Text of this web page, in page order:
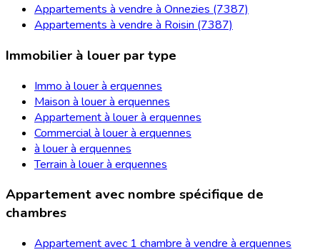
Appartements à vendre à Onnezies (7387)
Appartements à vendre à Roisin (7387)
Immobilier à louer par type
Immo à louer à erquennes
Maison à louer à erquennes
Appartement à louer à erquennes
Commercial à louer à erquennes
à louer à erquennes
Terrain à louer à erquennes
Appartement avec nombre spécifique de
chambres
Appartement avec 1 chambre à vendre à erquennes